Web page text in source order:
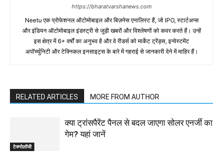
https://bharatvarshanews.com
Neetu एक प्रोफेशनल ऑटोमोबाइल और बिज़नेस एनालिस्ट हैं, जो IPO, स्टार्टअप्स
और इंडियन ऑटोमोबाइल इंडस्ट्री से जुड़ी खबरों और विश्लेषणों को कवर करते हैं। उन्हें
इस क्षेत्र में 6+ वर्षों का अनुभव है और वे रीडर्स को मार्केट ट्रेंड्स, इन्वेस्टमेंट
अपॉर्च्युनिटी और टेक्निकल इनसाइट्स के बारे में गहराई से जानकारी देने में माहिर हैं।
RELATED ARTICLES MORE FROM AUTHOR
टेक्नोलॉजी
क्या ट्रांसपैरेंट पैनल से बदल जाएगा सोलर एनर्जी का
गेम? यहां जानें